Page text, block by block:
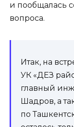
и пообщалась
вопроса.
Итак, на
УК «ДЕЗ
главный
Шадров, а
по